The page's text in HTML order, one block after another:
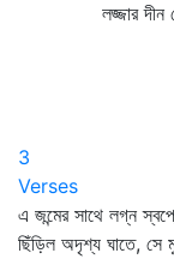
লজ্জার দীন
উৎসবে
বাজে নাই
কাঁদিয়া
ভাঙা
3
Verses
এ জন্মের সাথে লগ্ন
ছিঁড়িল অদৃশ্য ঘাতে, সে